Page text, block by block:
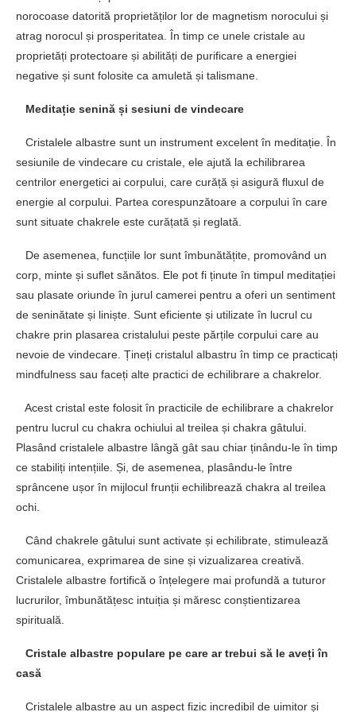
norocoase datorită proprietăților lor de magnetism norocului și
atrag norocul și prosperitatea. În timp ce unele cristale au
proprietăți protectoare și abilități de purificare a energiei
negative și sunt folosite ca amuletă și talismane.
Meditație senină și sesiuni de vindecare
Cristalele albastre sunt un instrument excelent în meditație. În
sesiunile de vindecare cu cristale, ele ajută la echilibrarea
centrilor energetici ai corpului, care curăță și asigură fluxul de
energie al corpului. Partea corespunzătoare a corpului în care
sunt situate chakrele este curățată și reglată.
De asemenea, funcțiile lor sunt îmbunătățite, promovând un
corp, minte și suflet sănătos. Ele pot fi ținute în timpul meditației
sau plasate oriunde în jurul camerei pentru a oferi un sentiment
de seninătate și liniște. Sunt eficiente și utilizate în lucrul cu
chakre prin plasarea cristalului peste părțile corpului care au
nevoie de vindecare. Țineți cristalul albastru în timp ce practicați
mindfulness sau faceți alte practici de echilibrare a chakrelor.
Acest cristal este folosit în practicile de echilibrare a chakrelor
pentru lucrul cu chakra ochiului al treilea și chakra gâtului.
Plasând cristalele albastre lângă gât sau chiar ținându-le în timp
ce stabiliți intențiile. Și, de asemenea, plasându-le între
sprâncene ușor în mijlocul frunții echilibrează chakra al treilea
ochi.
Când chakrele gâtului sunt activate și echilibrate, stimulează
comunicarea, exprimarea de sine și vizualizarea creativă.
Cristalele albastre fortifică o înțelegere mai profundă a tuturor
lucrurilor, îmbunătățesc intuiția și măresc conștientizarea
spirituală.
Cristale albastre populare pe care ar trebui să le aveți în
casă
Cristalele albastre au un aspect fizic incredibil de uimitor și